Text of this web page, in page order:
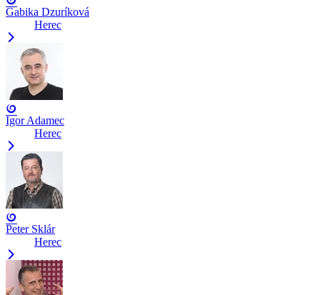
Gabika Dzuríková
Herec
Igor Adamec
Herec
Peter Sklár
Herec